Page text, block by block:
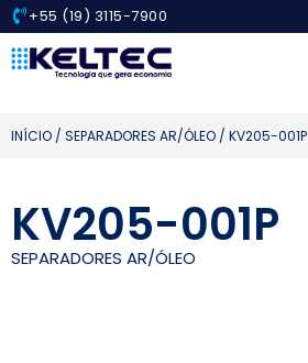
+55 (19) 3115-7900
INÍCIO / SEPARADORES AR/ÓLEO / KV205-001P
KV205-001P
SEPARADORES AR/ÓLEO